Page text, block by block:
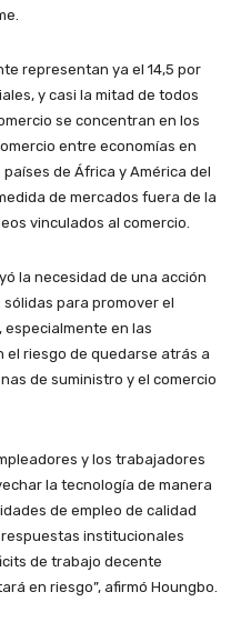
representan ya el 14,5 por
y casi la mitad de todos
se concentran en los
entre economías en
de África y América del
de mercados fuera de la
vinculados al comercio.
la necesidad de una acción
para promover el
en las
el riesgo de quedarse atrás a
de suministro y el comercio
y los trabajadores
la tecnología de manera
de empleo de calidad
institucionales
de trabajo decente
en riesgo”, afirmó Houngbo.